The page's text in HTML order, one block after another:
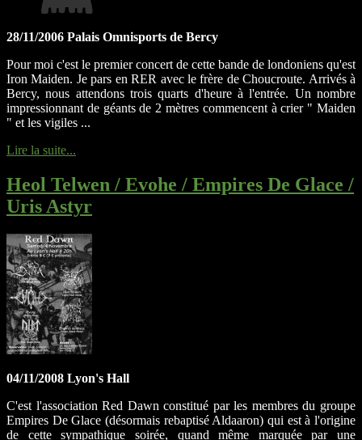
28/11/2006 Palais Omnisports de Bercy
Pour moi c'est le premier concert de cette bande de londoniens qu'est
Iron Maiden. Je pars en RER avec le frère de Choucroute. Arrivés à
Bercy, nous attendons trois quarts d'heure à l'entrée. Un nombre
impressionnant de géants de 2 mètres commencent à crier " Maiden
" et les vigiles ...
Lire la suite...
Heol Telwen / Evohe / Empires De Glace /
Uris Astyr
04/11/2008 Lyon's Hall
C'est l'association Red Dawn constitué par les membres du groupe
Empires De Glace (désormais rebaptisé Aldaaron) qui est à l'origine
de cette sympathique soirée, quand même marquée par une